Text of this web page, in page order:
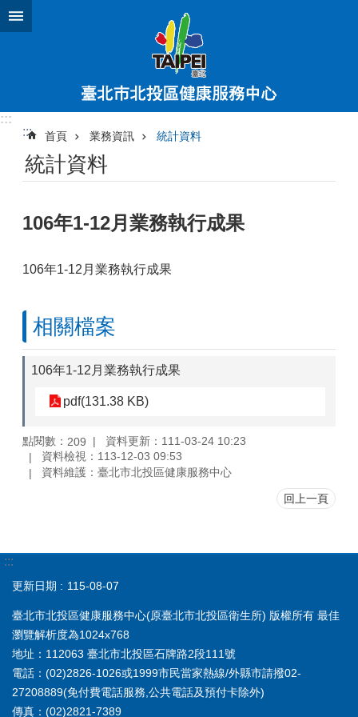
跳到主要內容區塊
:::
:::
首頁 業務資訊 統計資料
統計資料
106年1-12月業務執行成果
106年1-12月業務執行成果
相關檔案
106年1-12月業務執行成果
pdf(131.38 KB)
點閱數： 209
資料更新：111-03-24 10:23
資料檢視：113-12-03 09:53
資料維護：臺北市北投區健康服務中心
回上一頁
:::
更新日期 115-08-07
臺北市北投區健康服務中心(原臺北市北投區衛生所) 版權所有 最佳
瀏覽解析度為1024x768
地址：112063 臺北市北投區石牌路2段111號
電話：(02)2826-1026或1999市民當家熱線/外縣市請撥02-
27208889(免付費電話服務,公共電話及預付卡除外)
傳真：(02)2821-7389